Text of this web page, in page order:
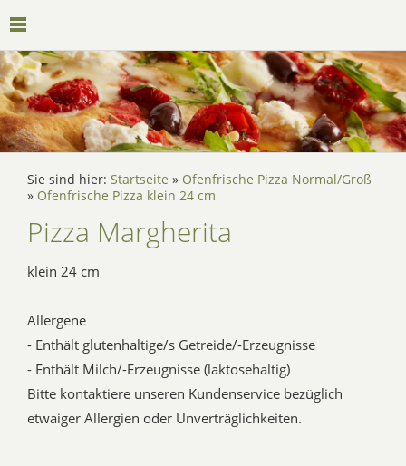
Sie sind hier: Startseite » Ofenfrische Pizza Normal/Groß
» Ofenfrische Pizza klein 24 cm
Pizza Margherita
klein 24 cm
Allergene
- Enthält glutenhaltige/s Getreide/-Erzeugnisse
- Enthält Milch/-Erzeugnisse (laktosehaltig)
Bitte kontaktiere unseren Kundenservice bezüglich
etwaiger Allergien oder Unverträglichkeiten.